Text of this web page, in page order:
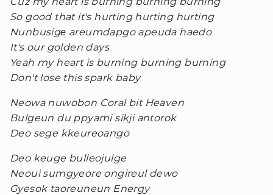
So good that it's hurting hurting hurting
Nunbusigе areumdapgo apeuda haedo
It's our golden days
Yeah my heart is burning burning burning
Don't lose this spark baby
Neowa nuwobon Coral bit Heaven
Bulgeun du ppyami sikji antorok
Deo sege kkeureoango
Deo keuge bulleojulge
Neoui sumgyeore ongireul dewo
Gyesok taoreuneun Energy